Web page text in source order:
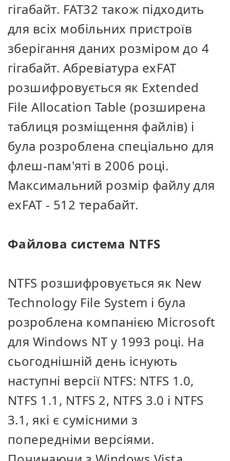
гігабайт. FAT32 також підходить
для всіх мобільних пристроїв
зберігання даних розміром до 4
гігабайт. Абревіатура exFAT
розшифровується як Extended
File Allocation Table (розширена
таблиця розміщення файлів) і
була розроблена спеціально для
флеш-пам'яті в 2006 році.
Максимальний розмір файлу для
exFAT - 512 терабайт.
Файлова система NTFS
NTFS розшифровується як New
Technology File System і була
розроблена компанією Microsoft
для Windows NT у 1993 році. На
сьогоднішній день існують
наступні версії NTFS: NTFS 1.0,
NTFS 1.1, NTFS 2, NTFS 3.0 і NTFS
3.1, які є сумісними з
попередніми версіями.